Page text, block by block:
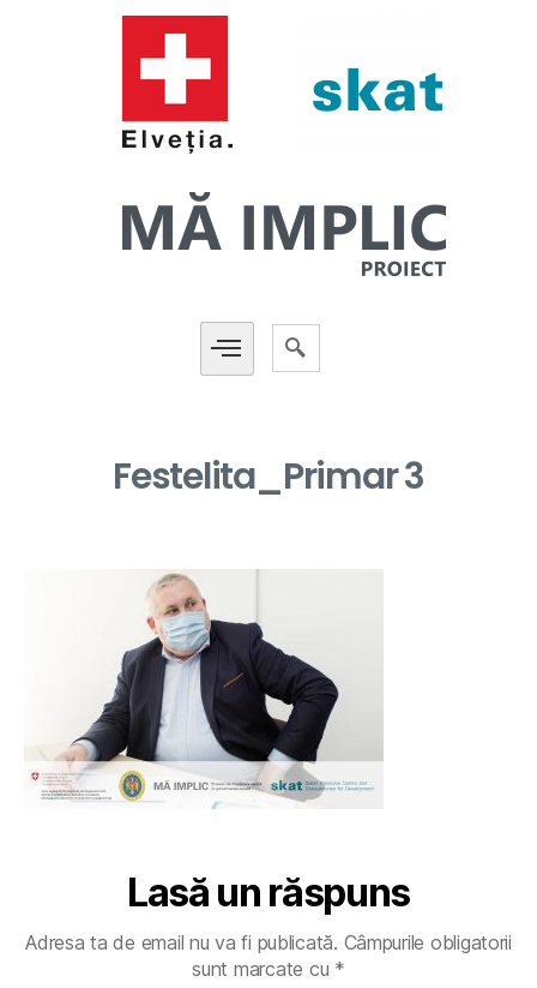
Festelita_Primar 3
Lasă un răspuns
Adresa ta de email nu va fi publicată. Câmpurile obligatorii
sunt marcate cu *